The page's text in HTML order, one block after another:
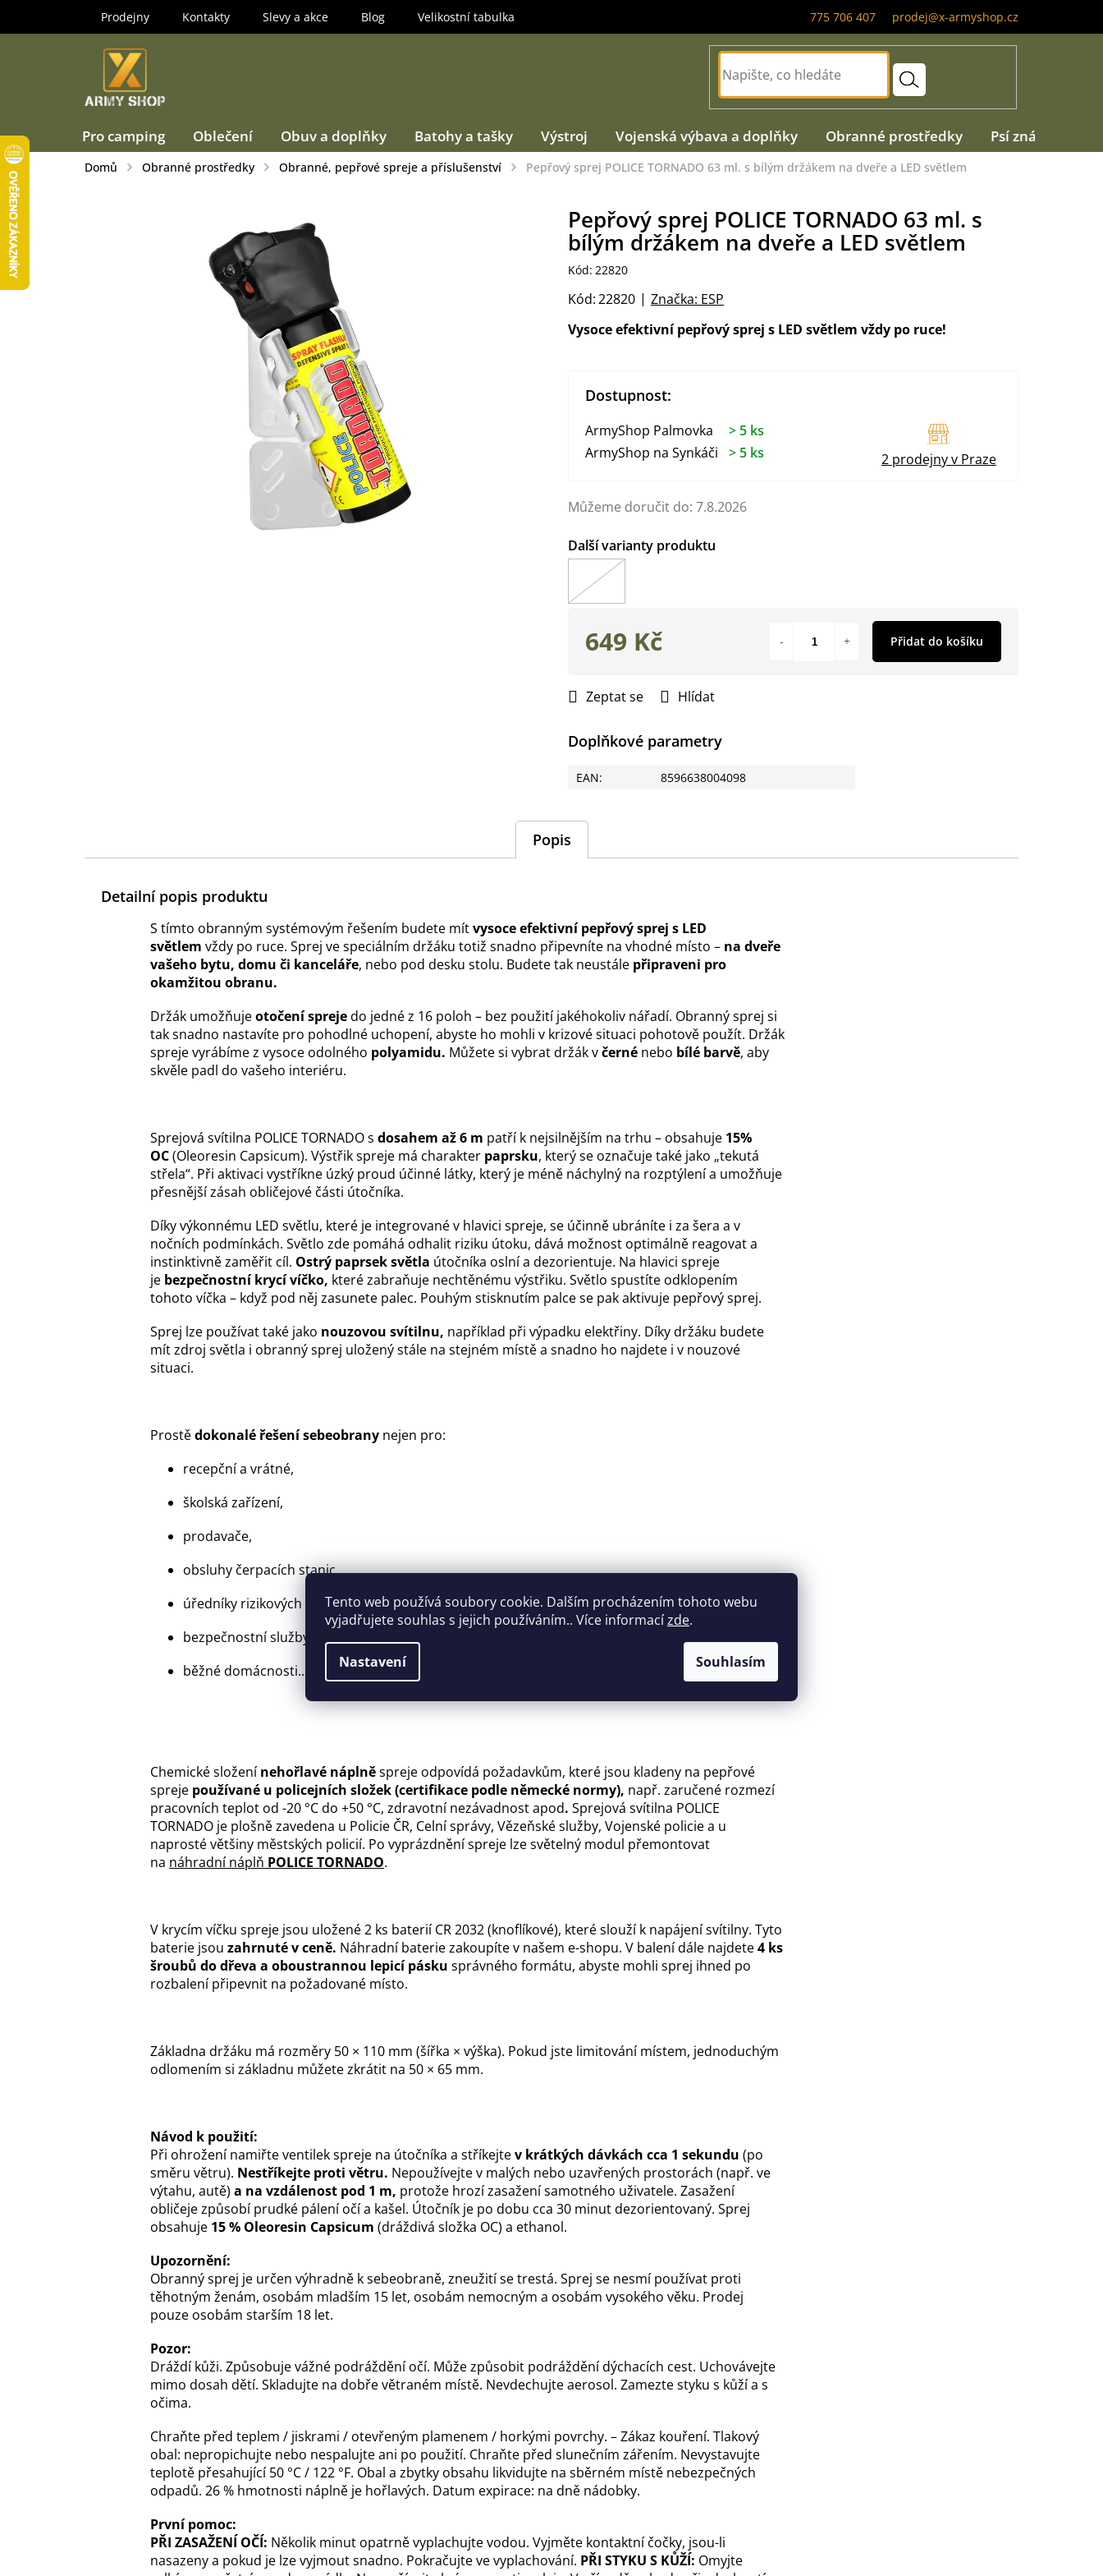
Tento web používá soubory cookie. Dalším procházením tohoto webu
vyjadřujete souhlas s jejich používáním.. Více informacízde.
Nastavení Souhlasím
775 706 407 prodej@x-armyshop.cz
Prodejny Kontakty Slevy a akce Blog Velikostní tabulka
Pro camping Oblečení Obuv a doplňky Batohy a tašky Výstroj Vojenská výbava a doplňky Obranné prostředky Psí známky
Domů Obranné prostředky Obranné, pepřové spreje a příslušenství Pepřový sprej POLICE TORNADO 63 ml. s bílým držákem na dveře a LED světlem
Můžeme doručit do: 7.8.2026
Vysoce efektivní pepřový sprej s LED světlem vždy po ruce!
Zeptat se Hlídat
Doplňkové parametry
EAN: 8596638004098
Pepřový sprej POLICE TORNADO 63 ml. s
bílým držákem na dveře a LED světlem
Kód: 22820
Značka: ESP
Kód:22820
649 Kč Přidat do košíku
Dostupnost:
ArmyShop Palmovka
> 5 ks
ArmyShop na Synkáči
> 5 ks 2 prodejny v Praze
Popis
Detailní popis produktu
S tímto obranným systémovým řešením budete mítvysoce efektivní pepřový sprej s LED
světlem vždy po ruce. Sprej ve speciálním držáku totiž snadno připevníte na vhodné místo – na dveře
vašeho bytu, domu či kanceláře, nebo pod desku stolu. Budete tak neustále připraveni pro
okamžitou obranu.
Držák umožňujeotočení sprejedo jedné z 16 poloh – bez použití jakéhokoliv nářadí. Obranný sprej si
tak snadno nastavíte pro pohodlné uchopení, abyste ho mohli v krizové situaci pohotově použít. Držák
spreje vyrábíme z vysoce odolného polyamidu. Můžete si vybrat držák včerné nebo bílé barvě, aby
skvěle padl do vašeho interiéru.
Sprejová svítilna POLICE TORNADO s dosahem až 6 m patří k nejsilnějším na trhu – obsahuje 15%
OC(Oleoresin Capsicum). Výstřik spreje má charakter paprsku, který se označuje také jako „tekutá
střela“. Při aktivaci vystříkne úzký proud účinné látky, který je méně náchylný na rozptýlení a umožňuje
přesnější zásah obličejové části útočníka.
Díky výkonnému LED světlu, které je integrované v hlavici spreje, se účinně ubráníte i za šera a v
nočních podmínkách. Světlo zde pomáhá odhalit riziku útoku, dává možnost optimálně reagovat a
instinktivně zaměřit cíl. Ostrý paprsek světla útočníka oslní a dezorientuje. Na hlavici spreje
je bezpečnostní krycí víčko, které zabraňuje nechtěnému výstřiku. Světlo spustíte odklopením
tohoto víčka – když pod něj zasunete palec. Pouhým stisknutím palce se pak aktivuje pepřový sprej.
Sprej lze používat také jako nouzovou svítilnu, například při výpadku elektřiny. Díky držáku budete
mít zdroj světla i obranný sprej uložený stále na stejném místě a snadno ho najdete i v nouzové
situaci.
Prostědokonalé řešení sebeobrany nejen pro:
recepční a vrátné,
školská zařízení,
prodavače,
obsluhy čerpacích stanic,
úředníky rizikových pracovišť,
bezpečnostní služby,
běžné domácnosti...
Chemické složenínehořlavé náplněspreje odpovídá požadavkům, které jsou kladeny na pepřové
spreje používané u policejních složek (certifikace podle německé normy), např. zaručené rozmezí
pracovních teplot od -20 °C do +50 °C, zdravotní nezávadnost apod. Sprejová svítilna POLICE
TORNADO je plošně zavedena u Policie ČR, Celní správy, Vězeňské služby, Vojenské policie a u
naprosté většiny městských policií. Po vyprázdnění spreje lze světelný modul přemontovat
na náhradní náplň POLICE TORNADO.
V krycím víčku spreje jsou uložené 2 ks baterií CR 2032 (knoflíkové), které slouží k napájení svítilny. Tyto
baterie jsou zahrnuté v ceně. Náhradní baterie zakoupíte v našem e-shopu. V balení dále najdete4 ks
šroubů do dřeva a oboustrannou lepicí pásku správného formátu, abyste mohli sprej ihned po
rozbalení připevnit na požadované místo.
Základna držáku má rozměry 50 × 110 mm (šířka × výška). Pokud jste limitování místem, jednoduchým
odlomením si základnu můžete zkrátit na 50 × 65 mm.
Návod k použití:
Při ohrožení namiřte ventilek spreje na útočníka a stříkejtev krátkých dávkách cca 1 sekundu (po
směru větru). Nestříkejte proti větru. Nepoužívejte v malých nebo uzavřených prostorách (např. ve
výtahu, autě) a na vzdálenost pod 1 m, protože hrozí zasažení samotného uživatele. Zasažení
obličeje způsobí prudké pálení očí a kašel. Útočník je po dobu cca 30 minut dezorientovaný. Sprej
obsahuje 15 % Oleoresin Capsicum (dráždivá složka OC) a ethanol.
Upozornění:
Obranný sprej je určen výhradně k sebeobraně, zneužití se trestá. Sprej se nesmí používat proti
těhotným ženám, osobám mladším 15 let, osobám nemocným a osobám vysokého věku. Prodej
pouze osobám starším 18 let.
Pozor:
Dráždí kůži. Způsobuje vážné podráždění očí. Může způsobit podráždění dýchacích cest. Uchovávejte
mimo dosah dětí. Skladujte na dobře větraném místě. Nevdechujte aerosol. Zamezte styku s kůží a s
očima.
Chraňte před teplem / jiskrami / otevřeným plamenem / horkými povrchy. – Zákaz kouření. Tlakový
obal: nepropichujte nebo nespalujte ani po použití. Chraňte před slunečním zářením. Nevystavujte
teplotě přesahující 50 °C / 122 °F. Obal a zbytky obsahu likvidujte na sběrném místě nebezpečných
odpadů. 26 % hmotnosti náplně je hořlavých. Datum expirace: na dně nádobky.
První pomoc:
PŘI ZASAŽENÍ OČÍ: Několik minut opatrně vyplachujte vodou. Vyjměte kontaktní čočky, jsou-li
nasazeny a pokud je lze vyjmout snadno. Pokračujte ve vyplachování. PŘI STYKU S KŮŽÍ: Omyjte